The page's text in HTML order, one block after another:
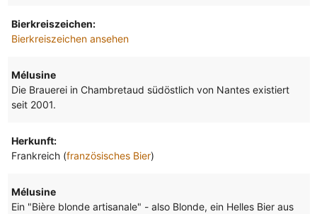
Bierkreiszeichen:
Bierkreiszeichen ansehen
Mélusine
Die Brauerei in Chambretaud südöstlich von Nantes existiert
seit 2001.
Herkunft:
Frankreich (französisches Bier)
Mélusine
Ein "Bière blonde artisanale" - also Blonde, ein Helles Bier aus